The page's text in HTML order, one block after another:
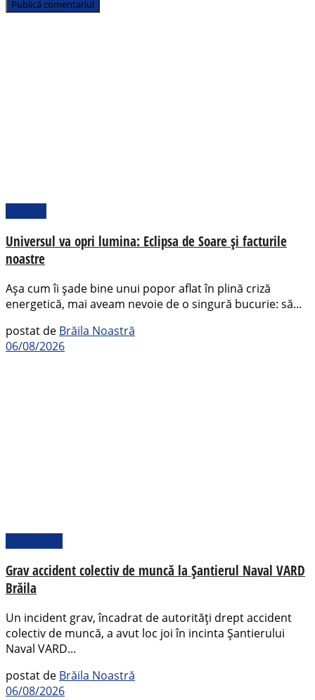
Universul va opri lumina: Eclipsa de Soare și facturile
noastre
Așa cum îi șade bine unui popor aflat în plină criză
energetică, mai aveam nevoie de o singură bucurie: să...
postat de Brăila Noastră
06/08/2026
Grav accident colectiv de muncă la Șantierul Naval VARD
Brăila
Un incident grav, încadrat de autorități drept accident
colectiv de muncă, a avut loc joi în incinta Șantierului
Naval VARD...
postat de Brăila Noastră
06/08/2026